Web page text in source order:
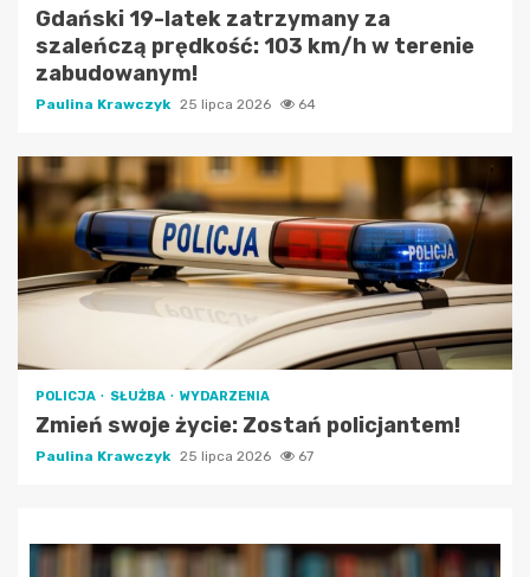
Gdański 19-latek zatrzymany za
szaleńczą prędkość: 103 km/h w terenie
zabudowanym!
Paulina Krawczyk 25 lipca 2026 64
POLICJA SŁUŻBA WYDARZENIA
Zmień swoje życie: Zostań policjantem!
Paulina Krawczyk 25 lipca 2026 67